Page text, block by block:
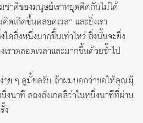
ชาติของมนุษย์เราหยุดคิดกันไม่ได้
ดเกิดขึ้นตลอดเวลา และยิ่งเรา
ดสิ่งหนึ่งมากขึ้นเท่าไหร่ สิ่งนั้นจะยิ่ง
เราตลอดเวลาและมากขึ้นด้วยซ้ำไป
าย ๆ ดูมั้ยครับ ถ้าผมบอกว่าขอให้คุณผู้
นาที ลองสังเกตสิว่าในหนึ่งนาทีที่ผ่าน
ง